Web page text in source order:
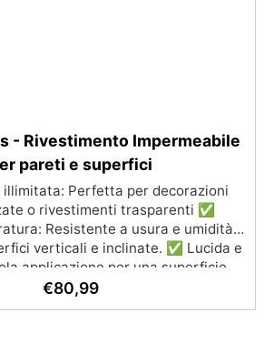
- Rivestimento Impermeabile
pareti e superfici
Perfetta per decorazioni
o rivestimenti trasparenti ✅
Resistente a usura e umidità,
verticali e inclinate. ✅ Lucida e
applicazione per una superficie
e protetta dalle infiltrazioni ✅
€80,99